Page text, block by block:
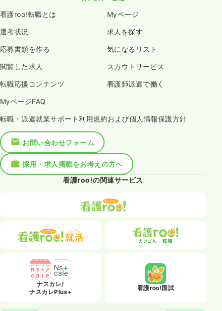
看護roo!転職とは Myページ
選考状況 求人を探す
応募書類を作る 気になるリスト
閲覧した求人 スカウトサービス
転職応援コンテンツ 看護師派遣で働く
MyページFAQ
転職・派遣就業サポート利用規約および個人情報保護方針
お問い合わせフォーム
採用・求人掲載をお考えの方へ
看護roo!の関連サービス
ナスカレ/
ナスカレPlus+
看護roo!国試